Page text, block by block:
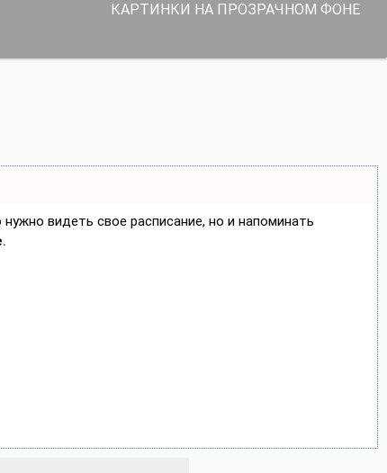
КАРТИНКИ НА ПРОЗРАЧНОМ ФОНЕ
видеть свое расписание, но и напоминать